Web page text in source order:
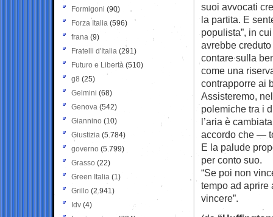
suoi avvocati
la partita. E
populista”, in
avrebbe
contare sulla
come una
contrapporre ai
Assisteremo,
polemiche tra i
l’aria è
accordo che —
E la palude
per conto suo.
“Se poi non
tempo ad aprire
vincere”.
Formigoni (90)
Forza Italia (596)
frana (9)
Fratelli d'Italia (291)
Futuro e Libertà (510)
g8 (25)
Gelmini (68)
Genova (542)
Giannino (10)
Giustizia (5.784)
governo (5.799)
Grasso (22)
Green Italia (1)
Grillo (2.941)
Idv (4)